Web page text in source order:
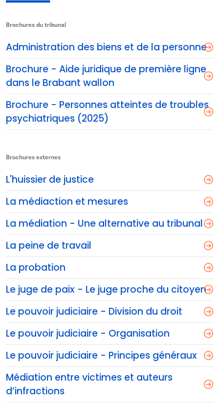
Brochures du tribunal
Administration des biens et de la personne
Brochure - Aide juridique de première ligne
dans le Brabant wallon
Brochure - Personnes atteintes de troubles
psychiatriques (2025)
Brochures externes
L'huissier de justice
La médiaction et mesures
La médiation - Une alternative au tribunal
La peine de travail
La probation
Le juge de paix - Le juge proche du citoyen
Le pouvoir judiciaire - Division du droit
Le pouvoir judiciaire - Organisation
Le pouvoir judiciaire - Principes généraux
Médiation entre victimes et auteurs
d’infractions